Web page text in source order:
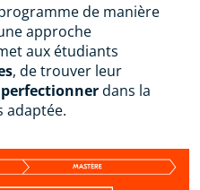
de manière
approche
aux étudiants
, de trouver leur
perfectionnerdans la
adaptée.